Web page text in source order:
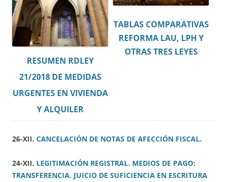
RESUMEN RDLEY
21/2018 DE MEDIDAS
URGENTES EN VIVIENDA
Y ALQUILER
TABLAS COMPARATIVAS
REFORMA LAU, LPH Y
OTRAS TRES LEYES
26-XII. CANCELACIÓN DE NOTAS DE AFECCIÓN FISCAL.
24-XII. LEGITIMACIÓN REGISTRAL. MEDIOS DE PAGO:
TRANSFERENCIA. JUICIO DE SUFICIENCIA EN ESCRITURA